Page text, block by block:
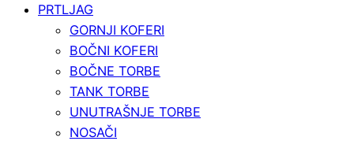
PRTLJAG
GORNJI KOFERI
BOČNI KOFERI
BOČNE TORBE
TANK TORBE
UNUTRAŠNJE TORBE
NOSAČI